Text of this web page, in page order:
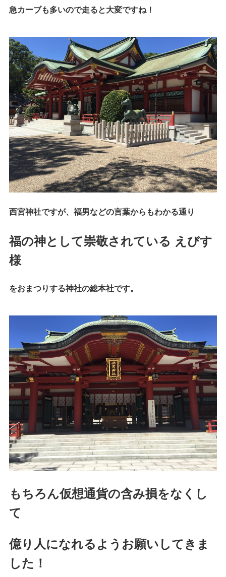
急カーブも多いので走ると大変ですね！
西宮神社ですが、福男などの言葉からもわかる通り
福の神として崇敬されている えびす
様
をおまつりする神社の総本社です。
もちろん仮想通貨の含み損をなくし
て
億り人になれるようお願いしてきま
した！